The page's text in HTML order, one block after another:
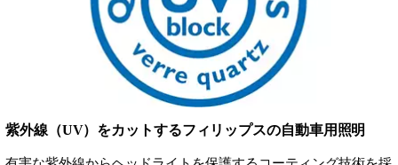
紫外線（UV）をカットするフィリップスの自動車用照明